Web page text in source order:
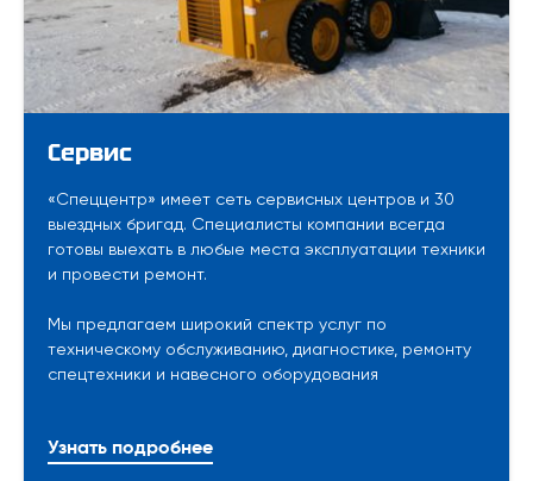
Сервис
«Спеццентр» имеет сеть сервисных центров и 30
выездных бригад. Специалисты компании всегда
готовы выехать в любые места эксплуатации техники
и провести ремонт.
Мы предлагаем широкий спектр услуг по
техническому обслуживанию, диагностике, ремонту
спецтехники и навесного оборудования
Узнать подробнее